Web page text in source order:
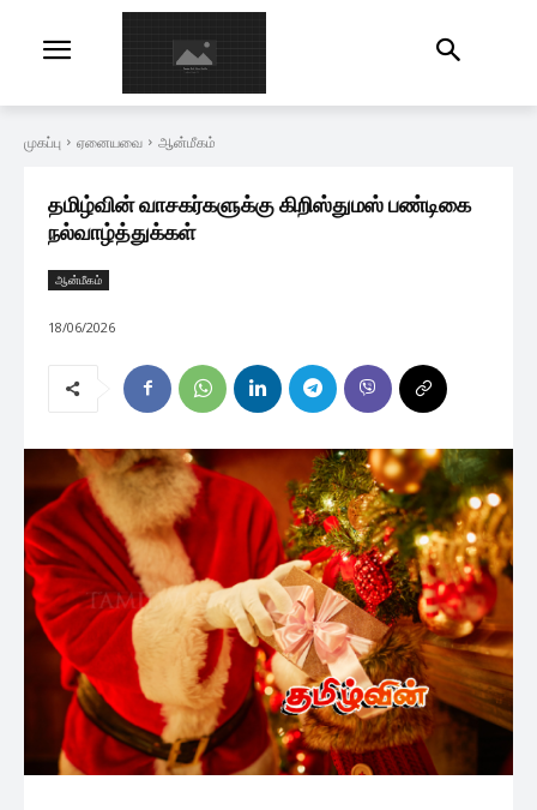
முகப்பு ஏனையவை ஆன்மீகம்
தமிழ்வின் வாசகர்களுக்கு கிறிஸ்துமஸ் பண்டிகை
நல்வாழ்த்துக்கள்
ஆன்மீகம்
18/06/2026